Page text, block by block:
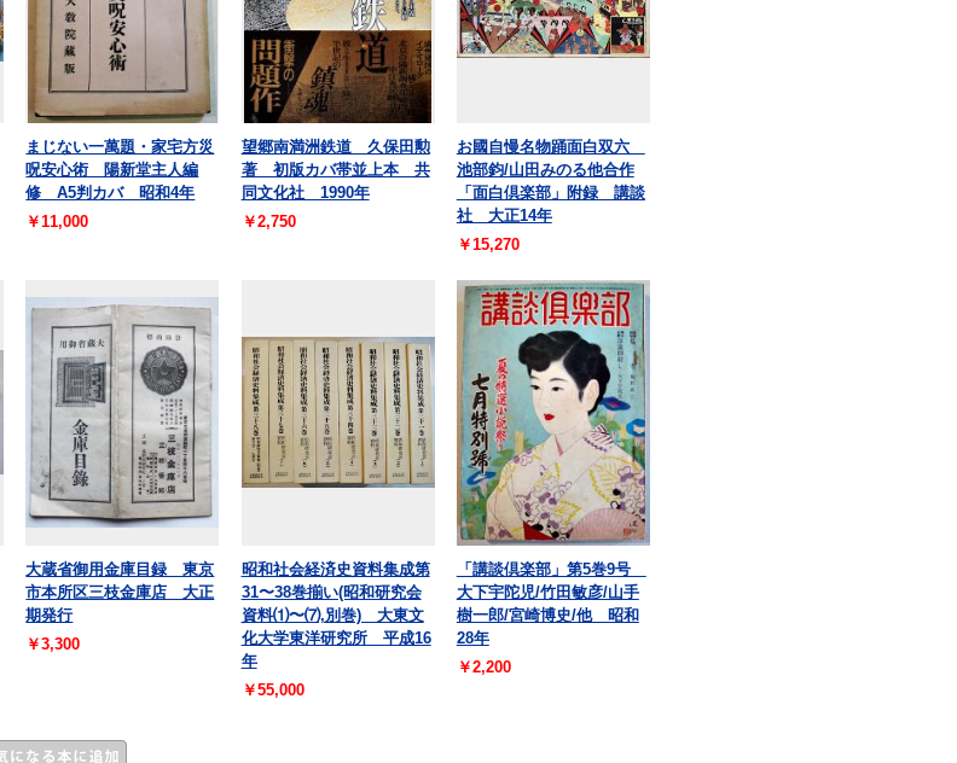
まじない一萬題・家宅方災
呪安心術 陽新堂主人編
修 A5判カバ 昭和4年
￥11,000
望郷南満洲鉄道 久保田勲
著 初版カバ帯並上本 共
同文化社 1990年
￥2,750
お國自慢名物踊面白双六
池部鈞/山田みのる他合作
「面白倶楽部」附録 講談
社 大正14年
￥15,270
大蔵省御用金庫目録 東京
市本所区三枝金庫店 大正
期発行
￥3,300
昭和社会経済史資料集成第
31〜38巻揃い(昭和研究会
資料⑴〜⑺,別巻) 大東文
化大学東洋研究所 平成16
年
￥55,000
「講談倶楽部」第5巻9号
大下宇陀児/竹田敏彦/山手
樹一郎/宮崎博史/他 昭和
28年
￥2,200